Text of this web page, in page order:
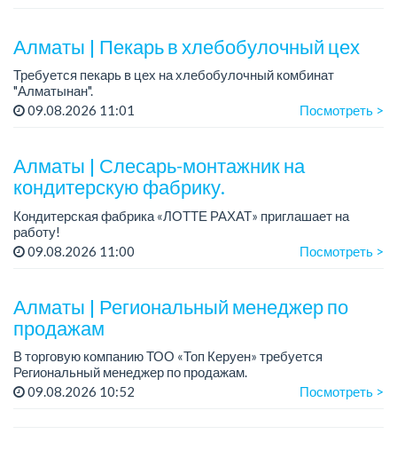
- о...
Алматы | Пекарь в хлебобулочный цех
Требуется пекарь в цех на хлебобулочный комбинат
"Алматынан".
Требования: начальное или среднее специальное
Зарплата: до 220 000 тенге в меся...
09.08.2026 11:01 Посмотреть >
Алматы | Слесарь-монтажник на
кондитерскую фабрику.
Кондитерская фабрика «ЛОТТЕ РАХАТ» приглашает на
работу!
Зарплата обсуждается на собеседовании.
09.08.2026 11:00 Посмотреть >
Алматы | Региональный менеджер по
продажам
В торговую компанию ТОО «Топ Керуен» требуется
Региональный менеджер по продажам.
График работы: 5/2, сменный, с 09.00 до 18.00.
09.08.2026 10:52 Посмотреть >